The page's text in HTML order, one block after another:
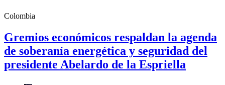
Colombia
Gremios económicos respaldan la agenda
de soberanía energética y seguridad del
presidente Abelardo de la Espriella